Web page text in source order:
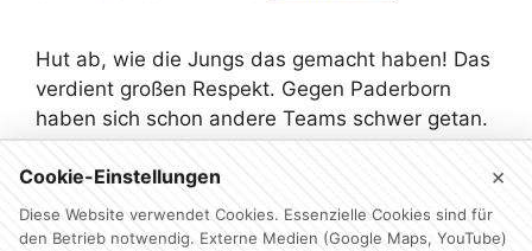
Hut ab, wie die Jungs das gemacht haben! Das
verdient großen Respekt. Gegen Paderborn
haben sich schon andere Teams schwer getan.
Und die Art und Weise, wie wir das Spiel
gestern gewonnen haben, gibt uns noch mal
neuen Mut da unten rauszukommen. Das
Zuschauen von der Tribüne ist mir natürlich
Cookie-Einstellungen ×
Diese Website verwendet Cookies. Essenzielle Cookies sind für
den Betrieb notwendig. Externe Medien (Google Maps, YouTube)